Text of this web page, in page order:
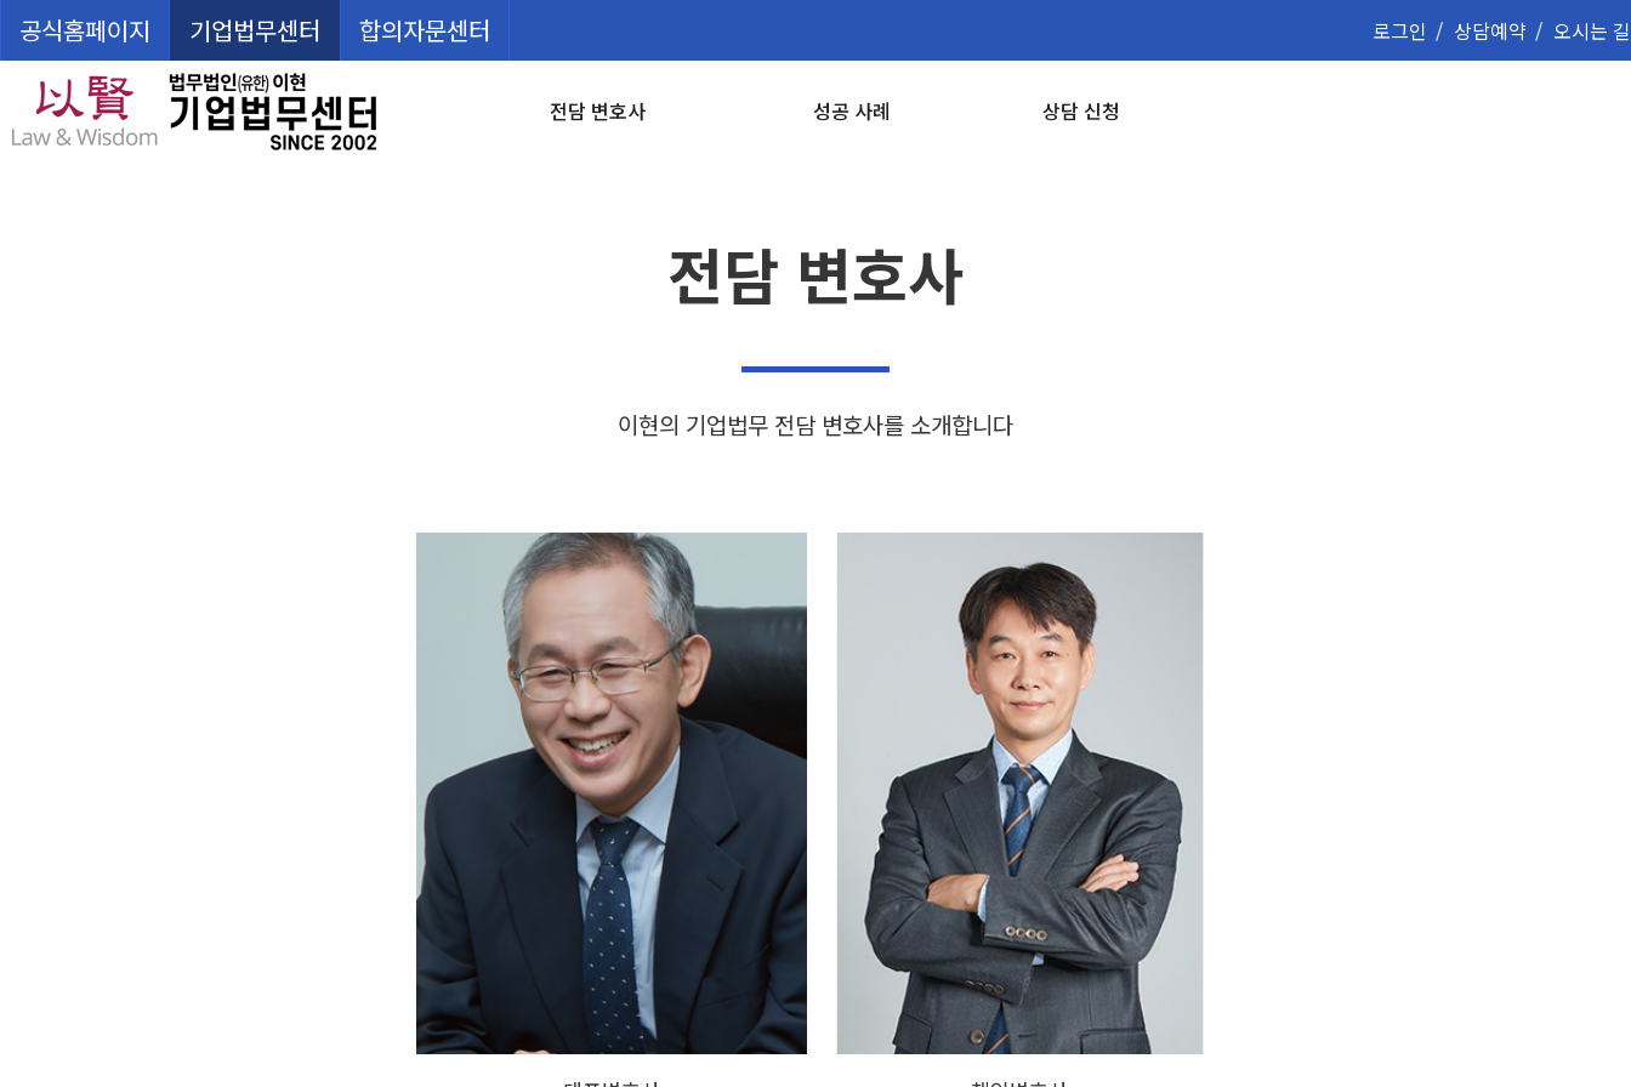
공식홈페이지 기업법무센터 합의자문센터 로그인 상담예약 오시는 길
전담 변호사 성공 사례 상담 신청
전담 변호사
이현의 기업법무 전담 변호사를 소개합니다